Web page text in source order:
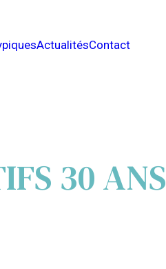
ActualitésContact
30 ANS